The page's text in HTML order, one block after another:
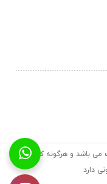
می باشد و هرگونه کپی برداری
دارد